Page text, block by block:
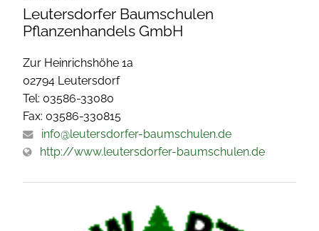
Leutersdorfer Baumschulen
Pflanzenhandels GmbH
Zur Heinrichshöhe 1a
02794 Leutersdorf
Tel: 03586-33080
Fax: 03586-330815
info@leutersdorfer-baumschulen.de
http://www.leutersdorfer-baumschulen.de